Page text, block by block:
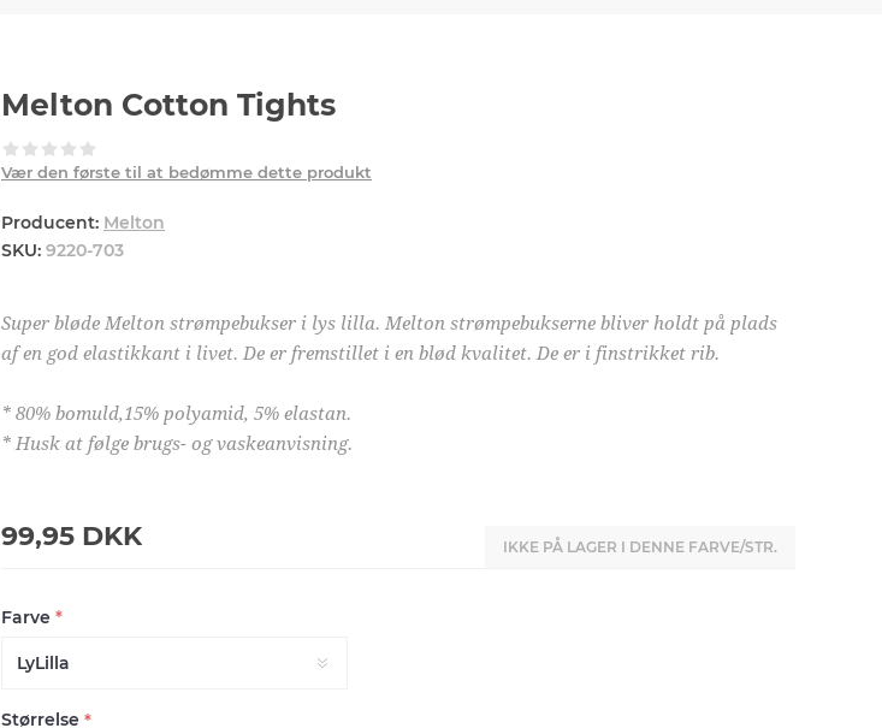
Melton Cotton Tights
Vær den første til at bedømme dette produkt
Producent: Melton
SKU: 9220-703
Super bløde Melton strømpebukser i lys lilla. Melton strømpebukserne bliver holdt på plads
af en god elastikkant i livet. De er fremstillet i en blød kvalitet. De er i finstrikket rib.
* 80% bomuld,15% polyamid, 5% elastan.
* Husk at følge brugs- og vaskeanvisning.
99,95 DKK IKKE PÅ LAGER I DENNE FARVE/STR.
Farve *
Størrelse *